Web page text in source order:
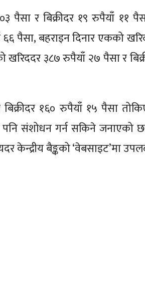
र बिक्रीदर १९ रुपैयाँ ११
पैसा, बहराइन दिनार एकको
३८७ रुपैयाँ २७ पैसा र
१६० रुपैयाँ १५ पैसा
संशोधन गर्न सकिने जनाएको छ
केन्द्रीय बैङ्कको ‘वेबसाइट’मा